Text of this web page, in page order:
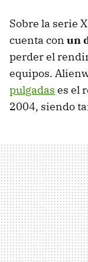
Sobre la serie
cuenta con un
perder el
equipos.
pulgadas es el
2004, siendo